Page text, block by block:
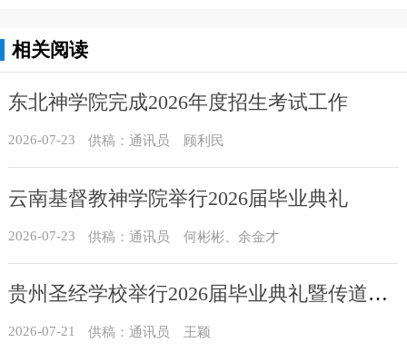
相关阅读
东北神学院完成2026年度招生考试工作
2026-07-23 供稿：通讯员 顾利民
云南基督教神学院举行2026届毕业典礼
2026-07-23 供稿：通讯员 何彬彬、余金才
贵州圣经学校举行2026届毕业典礼暨传道员培训班结业典礼
2026-07-21 供稿：通讯员 王颖